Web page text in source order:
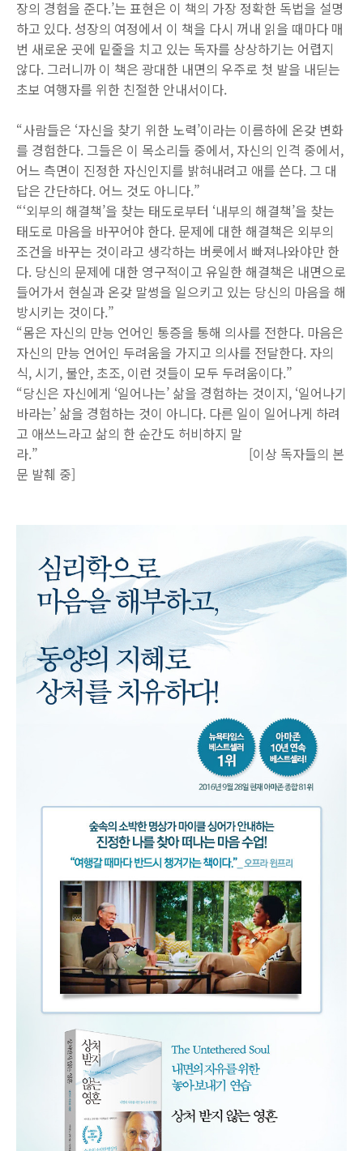
장의 경험을 준다.’는 표현은 이 책의 가장 정확한 독법을 설명
하고 있다. 성장의 여정에서 이 책을 다시 꺼내 읽을 때마다 매
번 새로운 곳에 밑줄을 치고 있는 독자를 상상하기는 어렵지
않다. 그러니까 이 책은 광대한 내면의 우주로 첫 발을 내딛는
초보 여행자를 위한 친절한 안내서이다.
“사람들은 ‘자신을 찾기 위한 노력’이라는 이름하에 온갖 변화
를 경험한다. 그들은 이 목소리들 중에서, 자신의 인격 중에서,
어느 측면이 진정한 자신인지를 밝혀내려고 애를 쓴다. 그 대
답은 간단하다. 어느 것도 아니다.”
“‘외부의 해결책’을 찾는 태도로부터 ‘내부의 해결책’을 찾는
태도로 마음을 바꾸어야 한다. 문제에 대한 해결책은 외부의
조건을 바꾸는 것이라고 생각하는 버릇에서 빠져나와야만 한
다. 당신의 문제에 대한 영구적이고 유일한 해결책은 내면으로
들어가서 현실과 온갖 말썽을 일으키고 있는 당신의 마음을 해
방시키는 것이다.”
“몸은 자신의 만능 언어인 통증을 통해 의사를 전한다. 마음은
자신의 만능 언어인 두려움을 가지고 의사를 전달한다. 자의
식, 시기, 불안, 초조, 이런 것들이 모두 두려움이다.”
“당신은 자신에게 ‘일어나는’ 삶을 경험하는 것이지, ‘일어나기
바라는’ 삶을 경험하는 것이 아니다. 다른 일이 일어나게 하려
고 애쓰느라고 삶의 한 순간도 허비하지 말
라.” [이상 독자들의 본
문 발췌 중]